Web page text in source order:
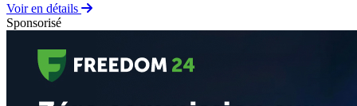
Voir en détails
Sponsorisé